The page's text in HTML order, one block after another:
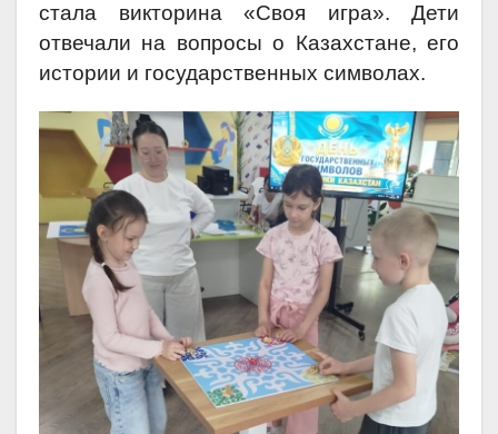
стала викторина «Своя игра». Дети
отвечали на вопросы о Казахстане, его
истории и государственных символах.